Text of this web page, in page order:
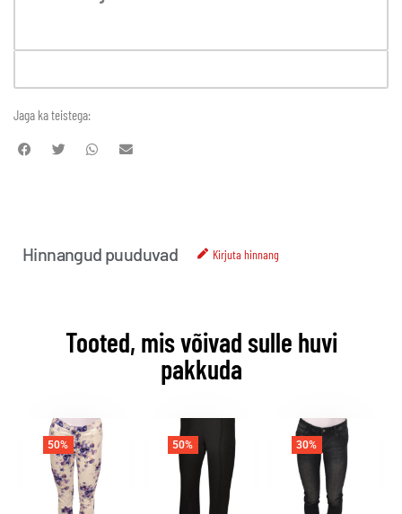
Jaga ka teistega:
Hinnangud puuduvad Kirjuta hinnang
Tooted, mis võivad sulle huvi
pakkuda
50% 50% 30%